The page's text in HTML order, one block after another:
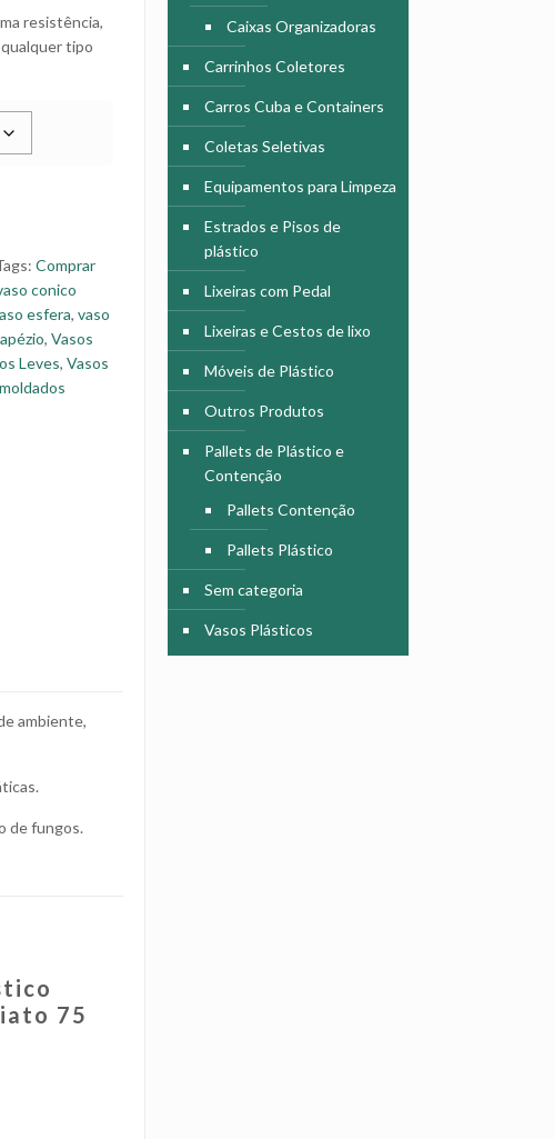
resistência,
tipo
Comprar
conico
esfera,vaso
,Vasos
Leves,Vasos
ambiente,
de fungos.
75
Caixas Organizadoras
Carrinhos Coletores
Carros Cuba e Containers
Coletas Seletivas
Equipamentos para Limpeza
Estrados e Pisos de
plástico
Lixeiras com Pedal
Lixeiras e Cestos de lixo
Móveis de Plástico
Outros Produtos
Pallets de Plástico e
Contenção
Pallets Contenção
Pallets Plástico
Sem categoria
Vasos Plásticos